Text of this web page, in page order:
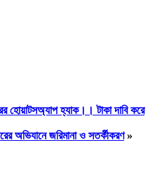
হোয়াটসঅ্যাপ হ্যাক।। টাকা দাবি করে
অভিযানে জরিমানা ও সতর্কীকরণ»